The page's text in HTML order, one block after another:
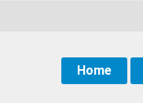
Home